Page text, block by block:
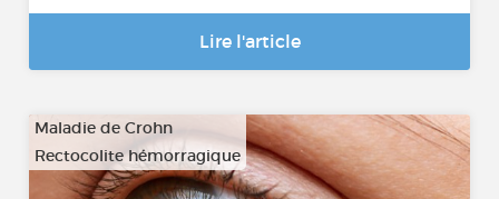
Lire l'article
Maladie de Crohn
Rectocolite hémorragique